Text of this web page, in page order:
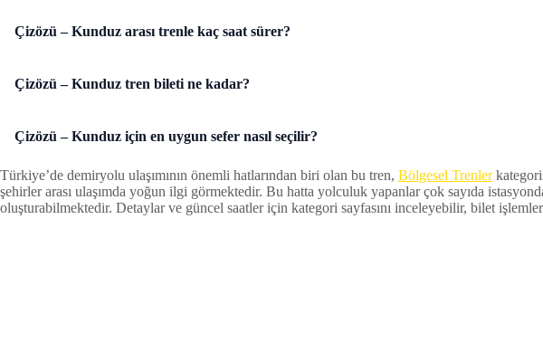
Çizözü – Kunduz arası trenle kaç saat sürer?
Çizözü – Kunduz tren bileti ne kadar?
Çizözü – Kunduz için en uygun sefer nasıl seçilir?
Türkiye’de demiryolu ulaşımının önemli hatlarından biri olan bu tren, Bölgesel Trenler
şehirler arası ulaşımda yoğun ilgi görmektedir. Bu hatta yolculuk yapanlar çok sayıda
oluşturabilmektedir. Detaylar ve güncel saatler için kategori sayfasını inceleyebilir, bilet